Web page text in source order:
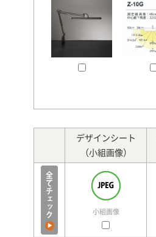
デザインシート
（小組画像）
小組画像